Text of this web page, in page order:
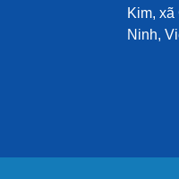
Kim,
Ninh,